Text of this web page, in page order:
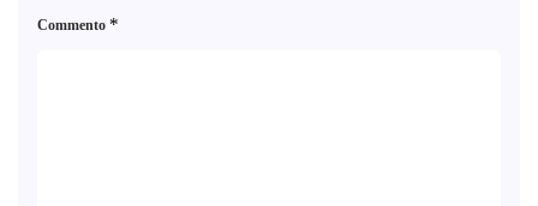
Commento *